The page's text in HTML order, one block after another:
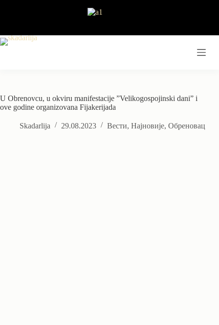
U Obrenovcu, u okviru manifestacije ”Velikogospojinski dani” i
ove godine organizovana Fijakerijada
Skadarlija 29.08.2023 Вести, Најновије, Обреновац